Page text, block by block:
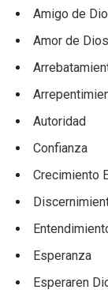
Amigo de
Amor de Dios
Autoridad
Confianza
Crecimiento
Esperanza
Esperaren